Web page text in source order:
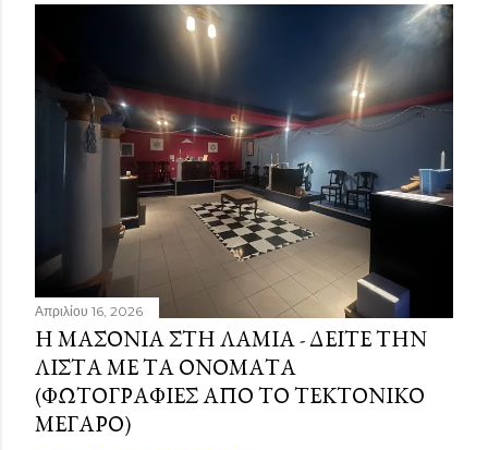
Απριλίου 16, 2026
Η ΜΑΣΟΝΊΑ ΣΤΗ ΛΑΜΊΑ - ΔΕΊΤΕ ΤΗΝ
ΛΊΣΤΑ ΜΕ ΤΑ ΟΝΌΜΑΤΑ
(ΦΩΤΟΓΡΑΦΊΕΣ ΑΠΌ ΤΟ ΤΕΚΤΟΝΙΚΌ
ΜΈΓΑΡΟ)